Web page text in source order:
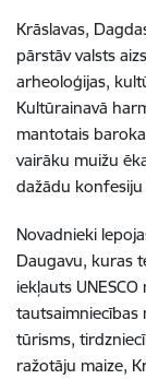
Krāslavas,
pārstāv valsts
arheoloģijas,
Kultūrainavā
mantotais
vairāku muižu
dažādu
Novadnieki
Daugavu, kuras
iekļauts
tautsaimniecības
tūrisms,
ražotāju maize,